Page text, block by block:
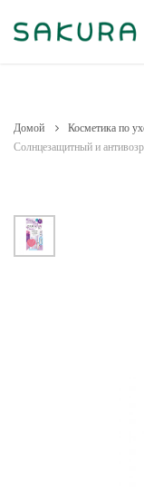
Домой
Косметика по
Солнцезащитный и